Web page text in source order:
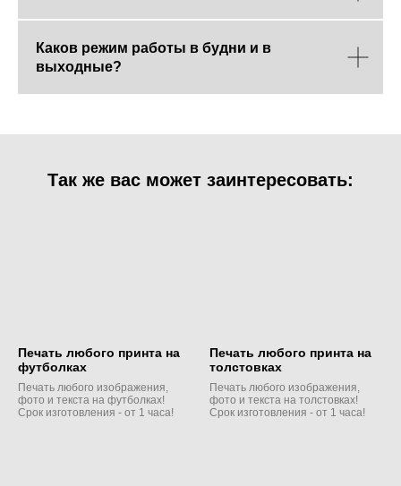
Каков режим работы в будни и в
выходные?
Так же вас может заинтересовать:
Печать любого принта на
футболках
Печать любого изображения,
фото и текста на футболках!
Срок изготовления - от 1 часа!
Печать любого принта на
толстовках
Печать любого изображения,
фото и текста на толстовках!
Срок изготовления - от 1 часа!